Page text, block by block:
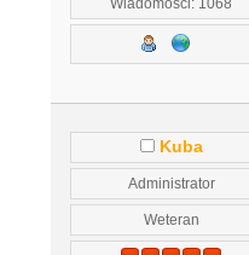
Kuba
Administrator
Weteran